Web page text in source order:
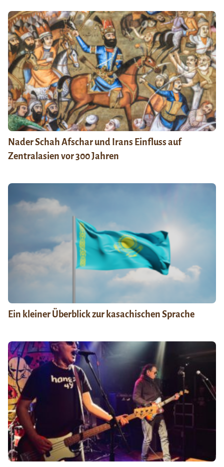
Nader Schah Afschar und Irans Einfluss auf
Zentralasien vor 300 Jahren
Ein kleiner Überblick zur kasachischen Sprache